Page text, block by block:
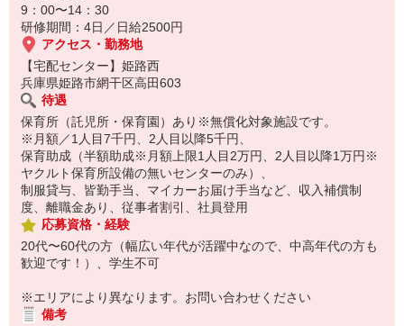
・家事・夕食の支度なども余裕をもってできます！
9：00〜14：30
研修期間：4日／日給2500円
アクセス・勤務地
【宅配センター】姫路西
兵庫県姫路市網干区高田603
待遇
保育所（託児所・保育園）あり※無償化対象施設です。
※月額／1人目7千円、2人目以降5千円、
保育助成（半額助成※月額上限1人目2万円、2人目以降1万円※
ヤクルト保育所設備の無いセンターのみ）、
制服貸与、皆勤手当、マイカーお届け手当など、収入補償制
度、離職金あり、従事者割引、社員登用
応募資格・経験
20代〜60代の方（幅広い年代が活躍中なので、中高年代の方も
歓迎です！）、学生不可
※エリアにより異なります。お問い合わせください
備考